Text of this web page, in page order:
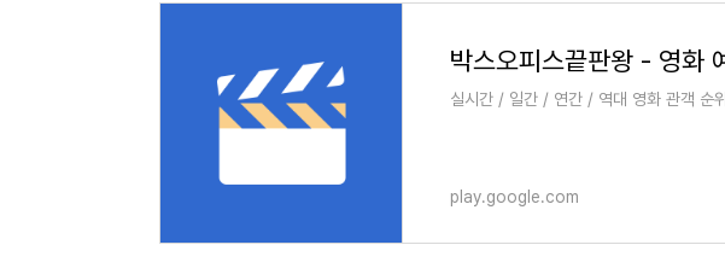
실시간 / 일간 / 연간 / 역대 영화 관객 순위
play.google.com